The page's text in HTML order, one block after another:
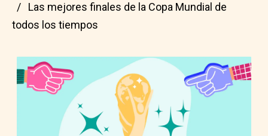
Las mejores finales de la Copa Mundial de
todos los tiempos